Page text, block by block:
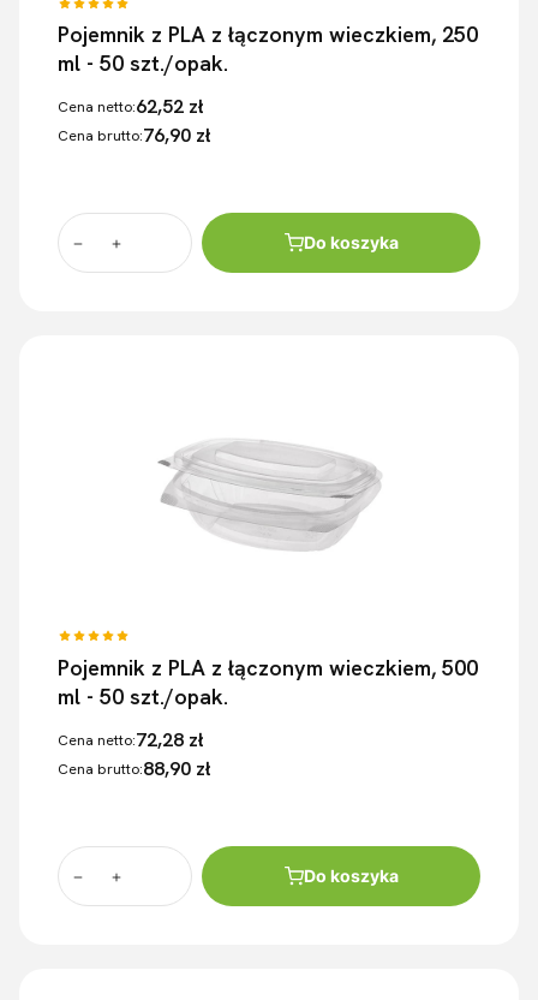
Pojemnik z PLA z łączonym wieczkiem, 250
ml - 50 szt./opak.
Cena netto:62,52 zł
Cena brutto:76,90 zł
Do koszyka
Pojemnik z PLA z łączonym wieczkiem, 500
ml - 50 szt./opak.
Cena netto:72,28 zł
Cena brutto:88,90 zł
Do koszyka